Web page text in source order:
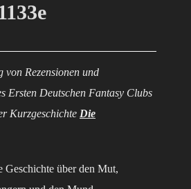
von Rezensionen und
Ersten Deutschen Fantasy Clubs
Kurzgeschichte Die
Geschichte über den Mut,